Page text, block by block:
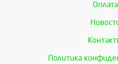
Оплата
Политика